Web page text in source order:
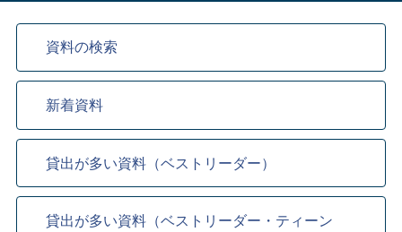
資料の検索
新着資料
貸出が多い資料（ベストリーダー）
貸出が多い資料（ベストリーダー・ティーン